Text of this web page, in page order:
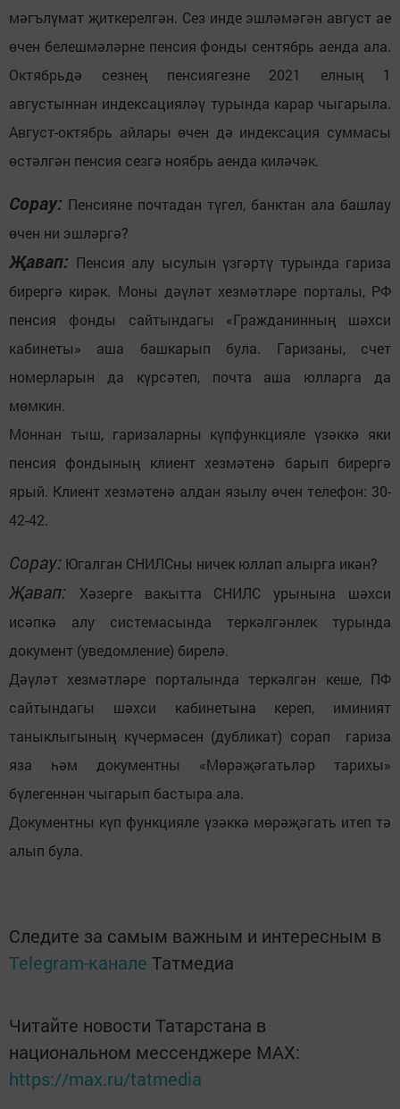
мәгълүмат җиткерелгән. Сез инде эшләмәгән август ае
өчен белешмәләрне пенсия фонды сентябрь аенда ала.
Октябрьдә сезнең пенсиягезне 2021 елның 1
августыннан индексацияләү турында карар чыгарыла.
Август-октябрь айлары өчен дә индексация суммасы
өстәлгән пенсия сезгә ноябрь аенда киләчәк.
Сорау: Пенсияне почтадан түгел, банктан ала башлау
өчен ни эшләргә?
Җавап: Пенсия алу ысулын үзгәртү турында гариза
бирергә кирәк. Моны дәүләт хезмәтләре порталы, РФ
пенсия фонды сайтындагы «Гражданинның шәхси
кабинеты» аша башкарып була. Гаризаны, счет
номерларын да күрсәтеп, почта аша юлларга да
мөмкин.
Моннан тыш, гаризаларны күпфункцияле үзәккә яки
пенсия фондының клиент хезмәтенә барып бирергә
ярый. Клиент хезмәтенә алдан язылу өчен телефон: 30-
42-42.
Сорау: Югалган СНИЛСны ничек юллап алырга икән?
Җавап:
Хәзерге вакытта СНИЛС урынына шәхси
исәпкә алу системасында теркәлгәнлек турында
документ (уведомление) бирелә.
Дәүләт хезмәтләре порталында теркәлгән кеше, ПФ
сайтындагы шәхси кабинетына кереп, иминият
таныклыгының күчермәсен (дубликат) сорап гариза
яза һәм документны «Мөрәҗәгатьләр тарихы»
бүлегеннән чыгарып бастыра ала.
Документны күп функцияле үзәккә мөрәҗәгать итеп тә
алып була.
Следите за самым важным и интересным в
Telegram-канале Татмедиа
Читайте новости Татарстана в
национальном мессенджере MАХ:
https://max.ru/tatmedia